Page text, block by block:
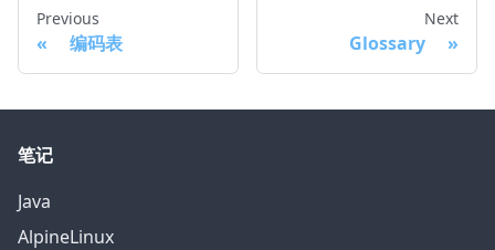
Previous
编码表
Next
Glossary
笔记
Java
AlpineLinux